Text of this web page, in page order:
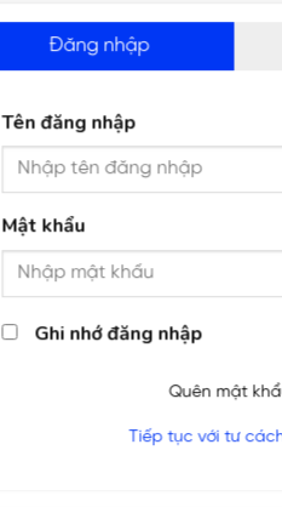
Đăng nhập
Tên đăng nhập
Mật khẩu
Ghi nhớ đăng nhập
Quên mật
Tiếp tục với tư